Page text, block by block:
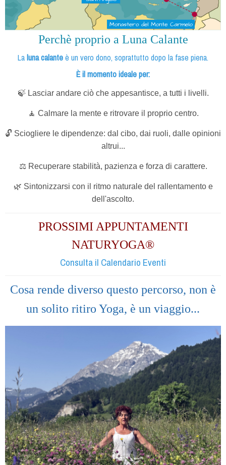
Perchè proprio a Luna Calante
Laluna calanteè un vero dono, soprattutto dopo la fase piena.
È il momento ideale per:
🍃 Lasciar andare ciò che appesantisce, a tutti i livelli.
🧘 Calmare la mente e ritrovare il proprio centro.
🔓 Sciogliere le dipendenze: dal cibo, dai ruoli, dalle opinioni
altrui...
⚖️Recuperare stabilità, pazienza e forza di carattere.
🌿 Sintonizzarsi con il ritmo naturale del rallentamento e
dell'ascolto.
PROSSIMI APPUNTAMENTI
NATURYOGA®
Consulta il Calendario Eventi
Cosa rende diverso questo percorso, non è
un solito ritiro Yoga, è un viaggio...